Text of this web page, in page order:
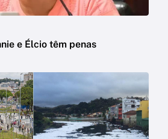
e Élcio têm penas